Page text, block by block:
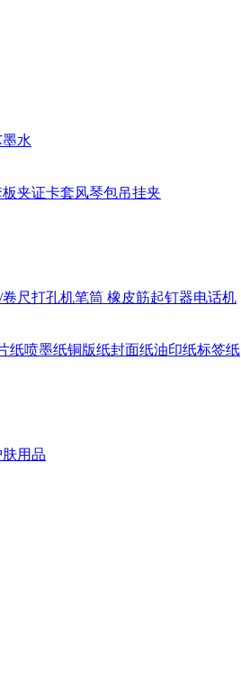
墨水
板夹证卡套风琴包吊挂夹
尺打孔机笔筒 橡皮筋起钉器电话机
纸喷墨纸铜版纸封面纸油印纸标签纸
用品